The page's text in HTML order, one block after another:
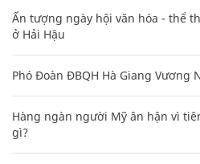
Ấn tượng ngày hội văn hóa - thể
ở Hải Hậu
Phó Đoàn ĐBQH Hà Giang Vương
Hàng ngàn người Mỹ ân hận vì
gì?